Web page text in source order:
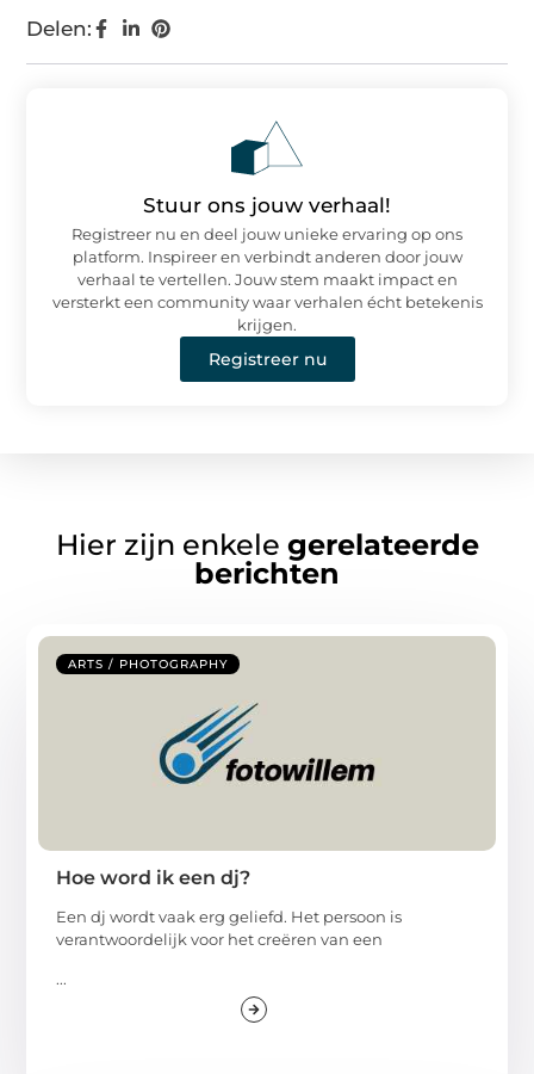
Delen:
Stuur ons jouw verhaal!
Registreer nu en deel jouw unieke ervaring op ons
platform. Inspireer en verbindt anderen door jouw
verhaal te vertellen. Jouw stem maakt impact en
versterkt een community waar verhalen écht betekenis
krijgen.
Registreer nu
Hier zijn enkele gerelateerde
berichten
ARTS / PHOTOGRAPHY
Hoe word ik een dj?
Een dj wordt vaak erg geliefd. Het persoon is
verantwoordelijk voor het creëren van een
...